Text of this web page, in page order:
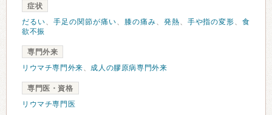
症状
だるい、 手足の関節が痛い、 膝の痛み、 発熱、 手や指の変形、食
欲不振
専門外来
リウマチ専門外来、 成人の膠原病専門外来
専門医・資格
リウマチ専門医